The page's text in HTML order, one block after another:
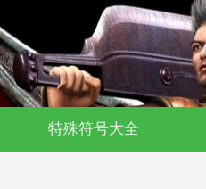
特殊符号大全